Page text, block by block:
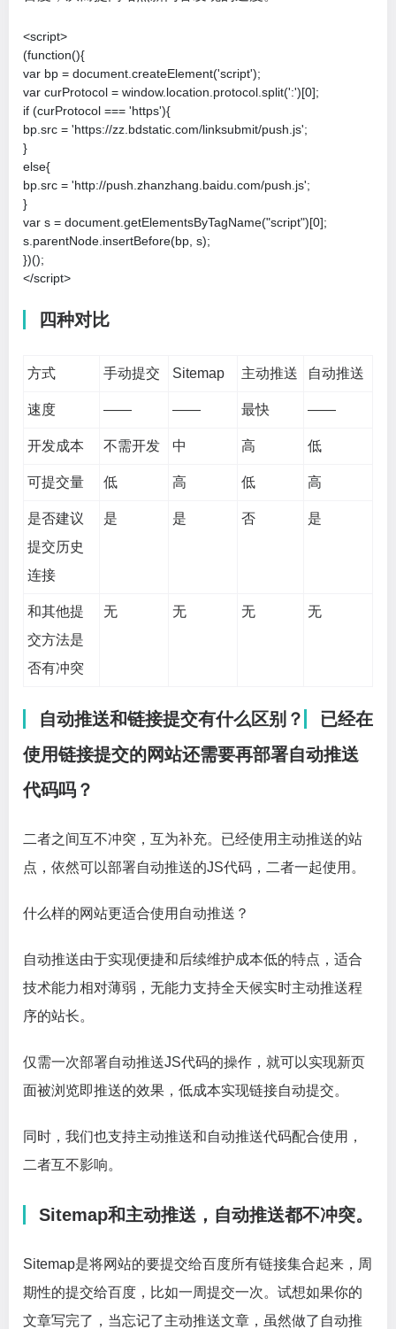
<script>
(function(){
var bp = document.createElement('script');
var curProtocol = window.location.protocol.split(':')[0];
if (curProtocol === 'https'){
bp.src = 'https://zz.bdstatic.com/linksubmit/push.js';
}
else{
bp.src = 'http://push.zhanzhang.baidu.com/push.js';
}
var s = document.getElementsByTagName("script")[0];
s.parentNode.insertBefore(bp, s);
})();
</script>
四种对比
方式 手动提交 Sitemap 主动推送 自动推送
速度 —— —— 最快 ——
开发成本 不需开发 中 高 低
可提交量 低 高 低 高
是否建议
提交历史
连接
是 是 否 是
和其他提
交方法是
否有冲突
无 无 无 无
自动推送和链接提交有什么区别？
已经在
使用链接提交的网站还需要再部署自动推送
代码吗？
二者之间互不冲突，互为补充。已经使用主动推送的站
点，依然可以部署自动推送的JS代码，二者一起使用。
什么样的网站更适合使用自动推送？
自动推送由于实现便捷和后续维护成本低的特点，适合
技术能力相对薄弱，无能力支持全天候实时主动推送程
序的站长。
仅需一次部署自动推送JS代码的操作，就可以实现新页
面被浏览即推送的效果，低成本实现链接自动提交。
同时，我们也支持主动推送和自动推送代码配合使用，
二者互不影响。
Sitemap和主动推送，自动推送都不冲突。
Sitemap是将网站的要提交给百度所有链接集合起来，周
期性的提交给百度，比如一周提交一次。试想如果你的
文章写完了，当忘记了主动推送文章，虽然做了自动推